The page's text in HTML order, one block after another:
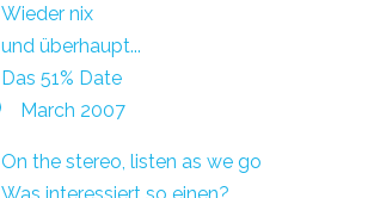
Wieder nix
und überhaupt...
Das 51% Date
March 2007
On the stereo, listen as we go
Was interessiert so einen?